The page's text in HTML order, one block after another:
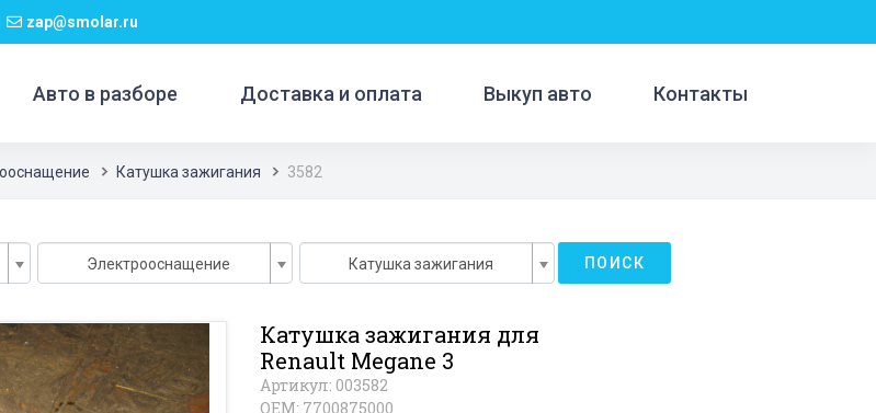
zap@smolar.ru
Авто в разборе Доставка и оплата Выкуп авто Контакты
Катушка зажигания 3582
Электрооснащение Катушка зажигания ПОИСК
Катушка зажигания для
Renault Megane 3
Артикул: 003582
OEM: 7700875000